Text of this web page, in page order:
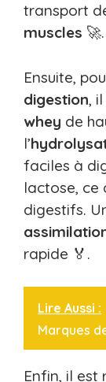
transport
muscles 🚀.
Ensuite,
digestion,
whey de
l’
faciles à
lactose, ce
digestifs.
rapide 🏅.
Lire Aussi :
Marques
Enfin, il